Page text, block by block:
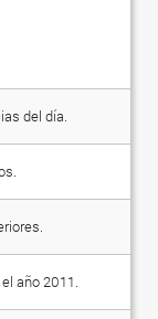
del día.
año 2011.